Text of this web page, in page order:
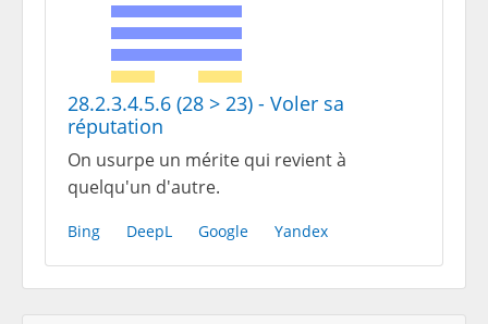
28.2.3.4.5.6 (28 > 23) - Voler sa
réputation
On usurpe un mérite qui revient à
quelqu'un d'autre.
Bing DeepL Google Yandex